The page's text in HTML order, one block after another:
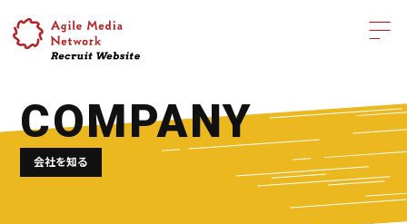
COMPANY
会社を知る